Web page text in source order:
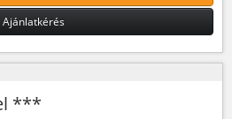
Ajánlatkérés
***